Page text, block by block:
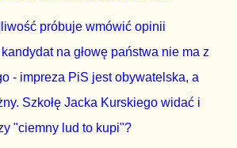
próbuje wmówić opinii
na głowę państwa nie ma z
- impreza PiS jest obywatelska, a
Szkołę Jacka Kurskiego widać i
"ciemny lud to kupi"?